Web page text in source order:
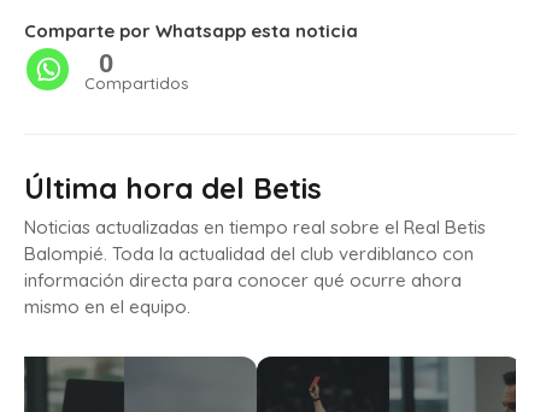
Comparte por Whatsapp esta noticia
0
Compartidos
Última hora del Betis
Noticias actualizadas en tiempo real sobre el Real Betis
Balompié. Toda la actualidad del club verdiblanco con
información directa para conocer qué ocurre ahora
mismo en el equipo.